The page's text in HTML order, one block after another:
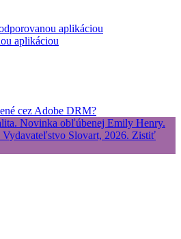
aplikáciou
aplikáciou
cez Adobe DRM?